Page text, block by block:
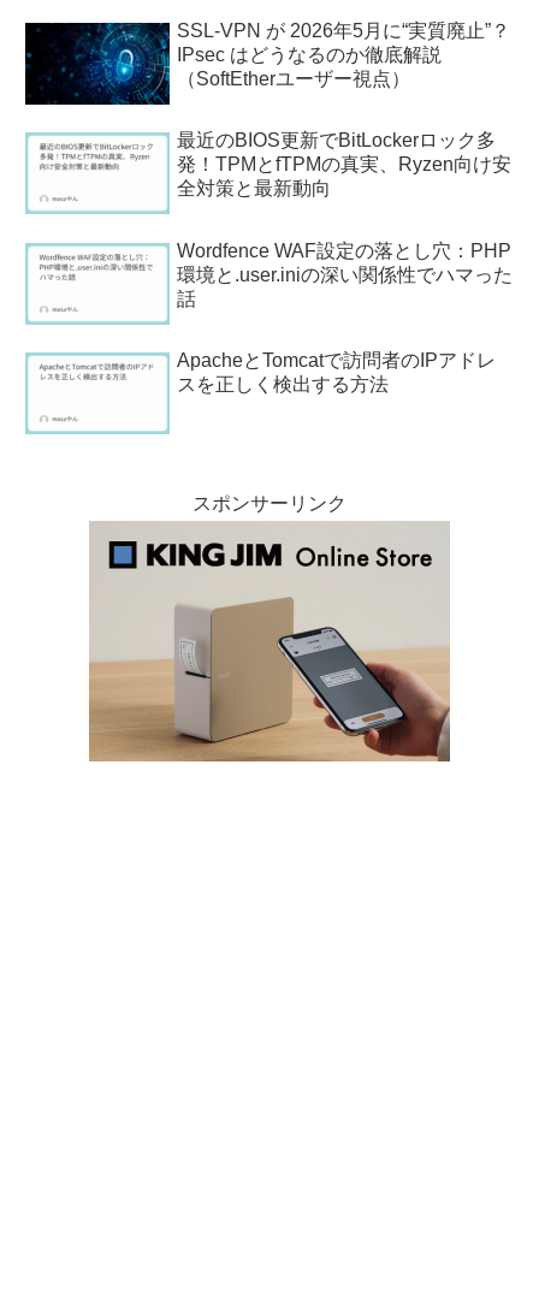
SSL-VPN が 2026年5月に“実質廃止”？
IPsec はどうなるのか徹底解説
（SoftEtherユーザー視点）
最近のBIOS更新でBitLockerロック多
発！TPMとfTPMの真実、Ryzen向け安
全対策と最新動向
Wordfence WAF設定の落とし穴：PHP
環境と.user.iniの深い関係性でハマった
話
ApacheとTomcatで訪問者のIPアドレ
スを正しく検出する方法
スポンサーリンク